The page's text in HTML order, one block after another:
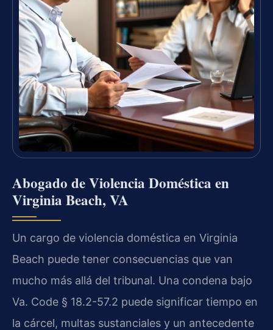
Abogado de Violencia Doméstica en
Virginia Beach, VA
Un cargo de violencia doméstica en Virginia
Beach puede tener consecuencias que van
mucho más allá del tribunal. Una condena bajo
Va. Code § 18.2-57.2 puede significar tiempo en
la cárcel, multas sustanciales y un antecedente